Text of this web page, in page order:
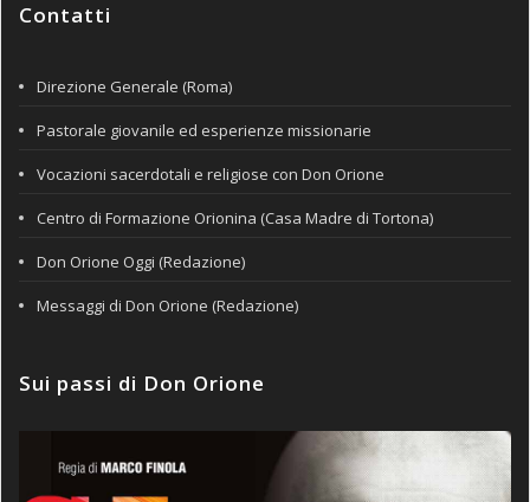
Contatti
Direzione Generale (Roma)
Pastorale giovanile ed esperienze missionarie
Vocazioni sacerdotali e religiose con Don Orione
Centro di Formazione Orionina (Casa Madre di Tortona)
Don Orione Oggi (Redazione)
Messaggi di Don Orione (Redazione)
Sui passi di Don Orione